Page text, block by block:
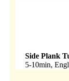
Side Plank
5-10min,